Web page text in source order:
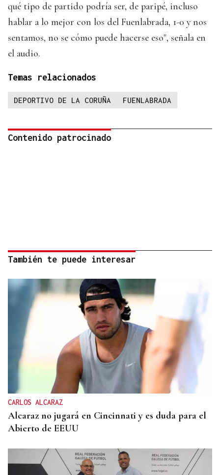
qué tipo de partido podría ser, de paripé, incluso
hablar a lo mejor con los del Fuenlabrada, 1-0 y nos
sentamos, no se cómo puede hacerse eso", señala en
el audio.
Temas relacionados
DEPORTIVO DE LA CORUÑA FUENLABRADA
Contenido patrocinado
También te puede interesar
CARLOS ALCARAZ
Alcaraz no jugará en Cincinnati y es duda para el
Abierto de EEUU